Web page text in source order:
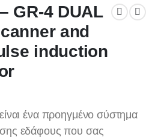
GR-4 DUAL
and
induction
ένα προηγμένο σύστημα
εδάφους που σας